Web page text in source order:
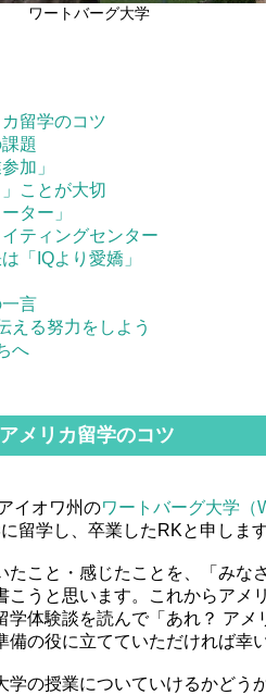
ワートバーグ大学
留学のコツ
題
加」
ことが大切
ター」
ティングセンター
「IQより愛嬌」
言
える努力をしよう
へ
メリカ留学のコツ
イオワ州のワートバーグ大学（
留学し、卒業したRKと申します
こと・感じたことを、「みな
うと思います。これからアメ
学体験談を読んで「あれ？ アメ
の役に立てていただければ幸い
の授業についていけるかどう